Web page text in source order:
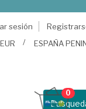
sesión
EUR ESPAÑA
0